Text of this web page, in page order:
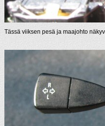
Tässä viiksen pesä ja maajohto